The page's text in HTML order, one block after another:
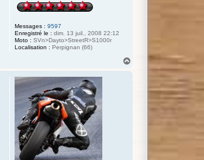
Messages : 9597
Enregistré le : dim. 13 juil., 2008 22:12
Moto : SVn>Dayto>StreetR>S1000r
Localisation : Perpignan (66)